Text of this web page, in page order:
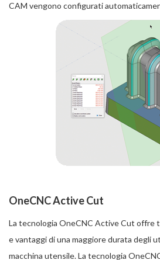
CAM vengono configurati
OneCNC Active Cut
La tecnologia OneCNC Active Cut offre
e vantaggi di una maggiore durata degli
macchina utensile. La tecnologia